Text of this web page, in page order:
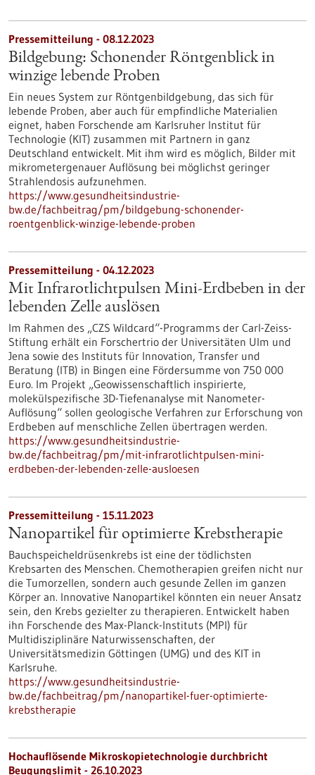
Pressemitteilung - 08.12.2023
Bildgebung: Schonender Röntgenblick in
winzige lebende Proben
Ein neues System zur Röntgenbildgebung, das sich für
lebende Proben, aber auch für empfindliche Materialien
eignet, haben Forschende am Karlsruher Institut für
Technologie (KIT) zusammen mit Partnern in ganz
Deutschland entwickelt. Mit ihm wird es möglich, Bilder mit
mikrometergenauer Auflösung bei möglichst geringer
Strahlendosis aufzunehmen.
https://www.gesundheitsindustrie-
bw.de/fachbeitrag/pm/bildgebung-schonender-
roentgenblick-winzige-lebende-proben
Pressemitteilung - 04.12.2023
Mit Infrarotlichtpulsen Mini-Erdbeben in der
lebenden Zelle auslösen
Im Rahmen des „CZS Wildcard“-Programms der Carl-Zeiss-
Stiftung erhält ein Forschertrio der Universitäten Ulm und
Jena sowie des Instituts für Innovation, Transfer und
Beratung (ITB) in Bingen eine Fördersumme von 750 000
Euro. Im Projekt „Geowissenschaftlich inspirierte,
molekülspezifische 3D-Tiefenanalyse mit Nanometer-
Auflösung“ sollen geologische Verfahren zur Erforschung von
Erdbeben auf menschliche Zellen übertragen werden.
https://www.gesundheitsindustrie-
bw.de/fachbeitrag/pm/mit-infrarotlichtpulsen-mini-
erdbeben-der-lebenden-zelle-ausloesen
Pressemitteilung - 15.11.2023
Nanopartikel für optimierte Krebstherapie
Bauchspeicheldrüsenkrebs ist eine der tödlichsten
Krebsarten des Menschen. Chemotherapien greifen nicht nur
die Tumorzellen, sondern auch gesunde Zellen im ganzen
Körper an. Innovative Nanopartikel könnten ein neuer Ansatz
sein, den Krebs gezielter zu therapieren. Entwickelt haben
ihn Forschende des Max-Planck-Instituts (MPI) für
Multidisziplinäre Naturwissenschaften, der
Universitätsmedizin Göttingen (UMG) und des KIT in
Karlsruhe.
https://www.gesundheitsindustrie-
bw.de/fachbeitrag/pm/nanopartikel-fuer-optimierte-
krebstherapie
Hochauflösende Mikroskopietechnologie durchbricht
Beugungslimit - 26.10.2023